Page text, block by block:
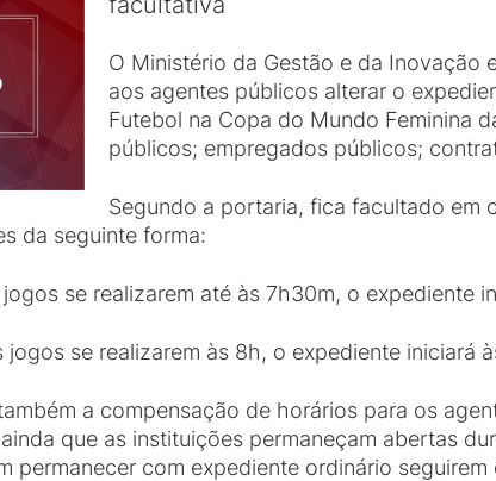
O Ministério da Gestão e da Inovação
aos agentes públicos alterar o
Futebol na Copa do Mundo Feminina
públicos; empregados públicos;
Segundo a portaria, fica facultado em
da seguinte forma:
se realizarem até às 7h30m, o expediente
se realizarem às 8h, o expediente iniciará
a compensação de horários para os
que as instituições permaneçam abertas
permanecer com expediente ordinário